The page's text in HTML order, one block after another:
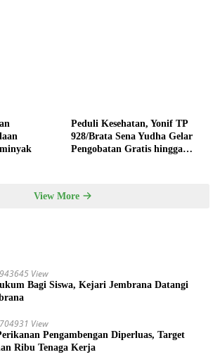
Peduli Kesehatan, Yonif TP
928/Brata Sena Yudha Gelar
Pengobatan Gratis hingga
View More
943645 View
Bagi Siswa, Kejari Jembrana Datangi
704931 View
Pengambengan Diperluas, Target
Ribu Tenaga Kerja